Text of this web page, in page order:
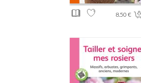
8.50 €